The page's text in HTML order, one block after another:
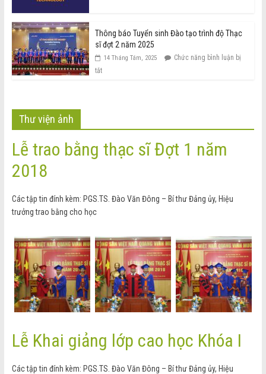
Thông báo Tuyển sinh Đào tạo trình độ Thạc
sĩ đợt 2 năm 2025
14 Tháng Tám, 2025
Chức năng bình luận bị
tắt
Thư viện ảnh
Lễ trao bằng thạc sĩ Đợt 1 năm
2018
Các tập tin đính kèm: PGS.TS. Đào Văn Đông – Bí thư Đảng ủy, Hiệu
trưởng trao bằng cho học
Lễ Khai giảng lớp cao học Khóa I
Các tập tin đính kèm: PGS.TS. Đào Văn Đông – Bí thư Đảng ủy, Hiệu